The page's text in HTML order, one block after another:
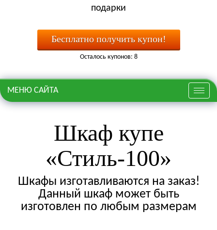
подарки
Бесплатно получить купон!
Осталось купонов: 8
Меню
МЕНЮ САЙТА
Шкаф купе
«Стиль-100»
Шкафы изготавливаются на заказ!
Данный шкаф может быть
изготовлен по любым размерам